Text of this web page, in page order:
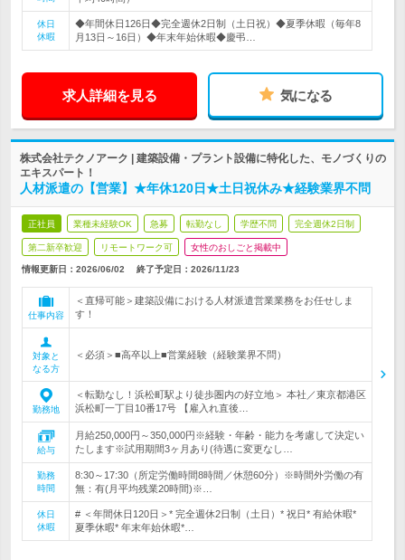
休日
休暇
◆年間休日126日◆完全週休2日制（土日祝）◆夏季休暇（毎年8
月13日～16日）◆年末年始休暇◆慶弔…
求人詳細を見る 気になる
株式会社テクノアーク | 建築設備・プラント設備に特化した、モノづくりの
エキスパート！
人材派遣の【営業】★年休120日★土日祝休み★経験業界不問
正社員 業種未経験OK 急募 転勤なし 学歴不問 完全週休2日制
第二新卒歓迎 リモートワーク可 女性のおしごと掲載中
情報更新日：2026/06/02 終了予定日： 2026/11/23
仕事内容
＜直帰可能＞建築設備における人材派遣営業業務をお任せしま
す！
対象と
なる方
＜必須＞■高卒以上■営業経験（経験業界不問）
勤務地
＜転勤なし！浜松町駅より徒歩圏内の好立地＞ 本社／東京都港区
浜松町一丁目10番17号 【雇入れ直後…
給与
月給250,000円～350,000円※経験・年齢・能力を考慮して決定い
たします※試用期間3ヶ月あり(待遇に変更なし…
勤務
時間
8:30～17:30（所定労働時間8時間／休憩60分）※時間外労働の有
無：有(月平均残業20時間)※…
休日
休暇
# ＜年間休日120日＞* 完全週休2日制（土日）* 祝日* 有給休暇*
夏季休暇* 年末年始休暇*…